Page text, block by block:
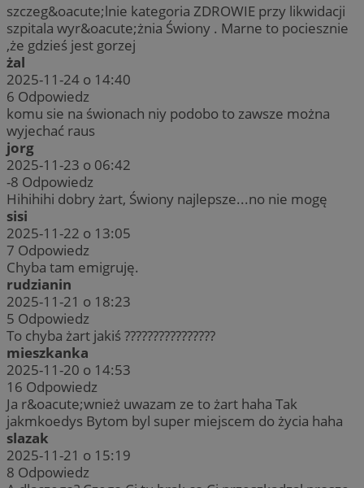
szczeg&oacute;lnie kategoria ZDROWIE przy likwidacji
szpitala wyr&oacute;żnia Świony . Marne to pociesznie
,że gdzieś jest gorzej
żal
2025-11-24 o 14:40
6 Odpowiedz
komu sie na świonach niy podobo to zawsze można
wyjechać raus
jorg
2025-11-23 o 06:42
-8 Odpowiedz
Hihihihi dobry żart, Świony najlepsze...no nie mogę
sisi
2025-11-22 o 13:05
7 Odpowiedz
Chyba tam emigruję.
rudzianin
2025-11-21 o 18:23
5 Odpowiedz
To chyba żart jakiś ????????????????
mieszkanka
2025-11-20 o 14:53
16 Odpowiedz
Ja r&oacute;wnież uwazam ze to żart haha Tak
jakmkoedys Bytom byl super miejscem do życia haha
slazak
2025-11-21 o 15:19
8 Odpowiedz